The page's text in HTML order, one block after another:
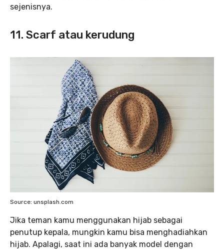
sejenisnya.
11. Scarf atau kerudung
Source: unsplash.com
Jika teman kamu menggunakan hijab sebagai
penutup kepala, mungkin kamu bisa menghadiahkan
hijab. Apalagi, saat ini ada banyak model dengan